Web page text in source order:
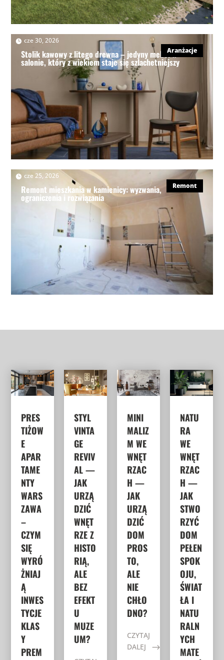
Stolik kawowy z litego drewna – jedyny mebel w
salonie, który z wiekiem staje się szlachetniejszy
cze 30, 2026
Aranżacje
Remont mieszkania w kamienicy: wyzwania,
ograniczenia i rozwiązania
cze 25, 2026 |
Remont
PRES
TIŻOW
E
APAR
TAME
NTY
WARS
ZAWA
–
CZYM
SIĘ
WYRÓ
ŻNIAJ
Ą
INWES
TYCJE
KLAS
Y
PREM
STYL
VINTA
GE
REVIV
AL —
JAK
URZĄ
DZIĆ
WNĘT
RZE Z
HISTO
RIĄ,
ALE
BEZ
EFEKT
U
MUZE
UM?
MINI
MALIZ
M WE
WNĘT
RZAC
H —
JAK
URZĄ
DZIĆ
DOM
PROS
TO,
ALE
NIE
CHŁO
DNO?
CZYTAJ
DALEJ
NATU
RA
WE
WNĘT
RZAC
H —
JAK
STWO
RZYĆ
DOM
PEŁEN
SPOK
OJU,
ŚWIAT
ŁA I
NATU
RALN
YCH
MATE